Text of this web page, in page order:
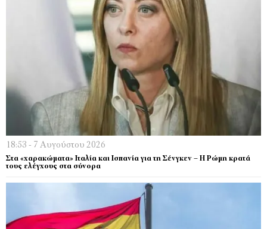
18:53 - 7 Αυγούστου 2026
Στα «χαρακώματα» Ιταλία και Ισπανία για τη Σένγκεν – Η Ρώμη κρατά
τους ελέγχους στα σύνορα